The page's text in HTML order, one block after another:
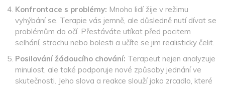
Konfrontace s problémy: Mnoho lidí žije v režimu
vyhýbání se. Terapie vás jemně, ale důsledně nutí dívat se
problémům do očí. Přestáváte utíkat před pocitem
selhání, strachu nebo bolesti a učíte se jim realisticky čelit.
Posilování žádoucího chování: Terapeut nejen analyzuje
minulost, ale také podporuje nové způsoby jednání ve
skutečnosti. Jeho slova a reakce slouží jako zrcadlo, které